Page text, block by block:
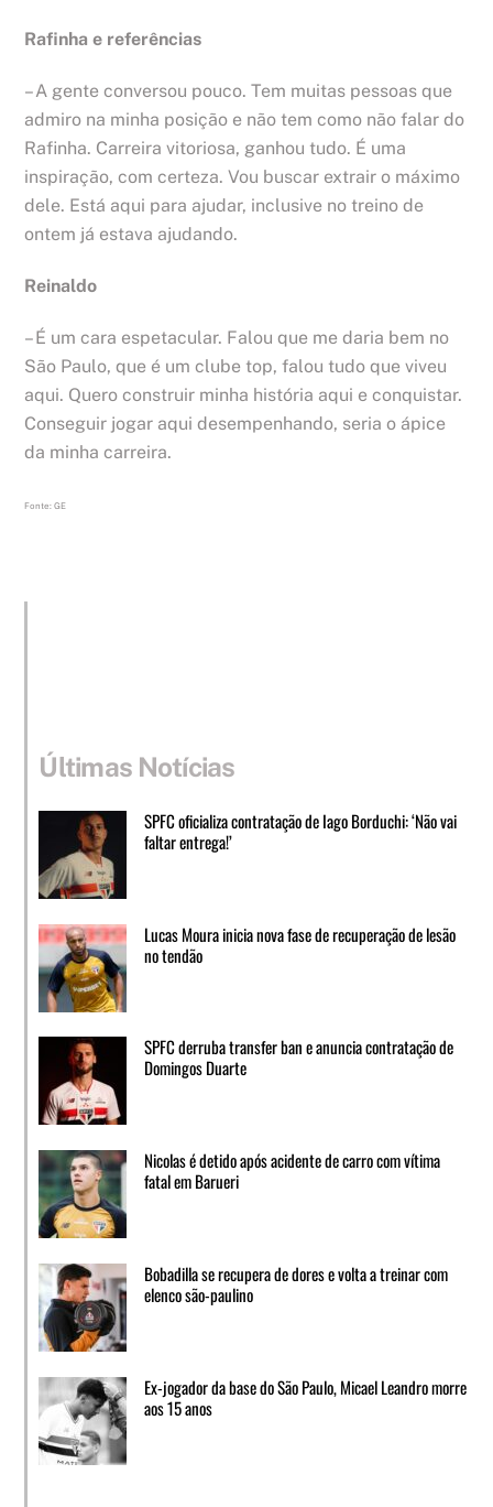
Rafinha e referências
– A gente conversou pouco. Tem muitas pessoas que
admiro na minha posição e não tem como não falar do
Rafinha. Carreira vitoriosa, ganhou tudo. É uma
inspiração, com certeza. Vou buscar extrair o máximo
dele. Está aqui para ajudar, inclusive no treino de
ontem já estava ajudando.
Reinaldo
– É um cara espetacular. Falou que me daria bem no
São Paulo, que é um clube top, falou tudo que viveu
aqui. Quero construir minha história aqui e conquistar.
Conseguir jogar aqui desempenhando, seria o ápice
da minha carreira.
Fonte: GE
Últimas Notícias
SPFC oficializa contratação de Iago Borduchi: ‘Não vai
faltar entrega!’
Lucas Moura inicia nova fase de recuperação de lesão
no tendão
SPFC derruba transfer ban e anuncia contratação de
Domingos Duarte
Nicolas é detido após acidente de carro com vítima
fatal em Barueri
Bobadilla se recupera de dores e volta a treinar com
elenco são-paulino
Ex-jogador da base do São Paulo, Micael Leandro morre
aos 15 anos